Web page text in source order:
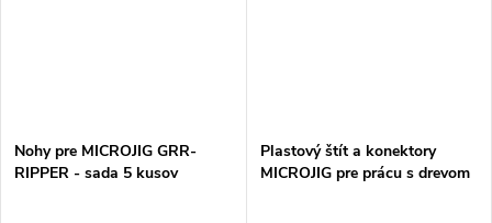
Nohy pre MICROJIG GRR-
RIPPER - sada 5 kusov
Plastový štít a konektory
MICROJIG pre prácu s drevom